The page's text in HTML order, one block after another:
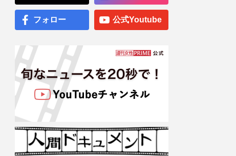
NHK職員への性加害で“出
禁”食らった〈5年前の番組
出演者〉特定が進むも、ネ
専門医が厳選した「がんに
勝てる10食材」徹底活用マ
満点の“早見シート”簡単管
理で手軽にがん予防
市、’27年花博に合わせ「市
内全域」路上喫煙禁止方針
も、喫煙所整備は“ノープラ
ン”の現状
フォロー 公式Youtube